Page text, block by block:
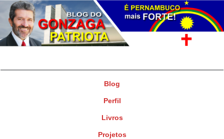
Blog
Perfil
Livros
Projetos